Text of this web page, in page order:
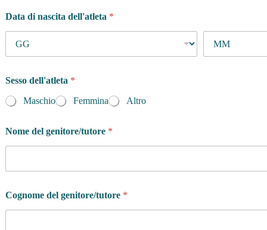
Data di nascita dell'atleta *
Sesso dell'atleta *
Maschio
Femmina Altro
Nome del genitore/tutore *
Cognome del genitore/tutore *